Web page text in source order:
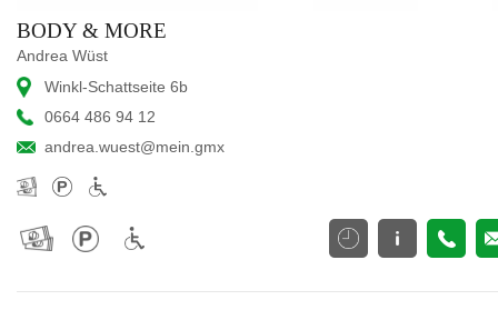
BODY & MORE
Andrea Wüst
Winkl-Schattseite 6b
0664 486 94 12
andrea.wuest@mein.gmx